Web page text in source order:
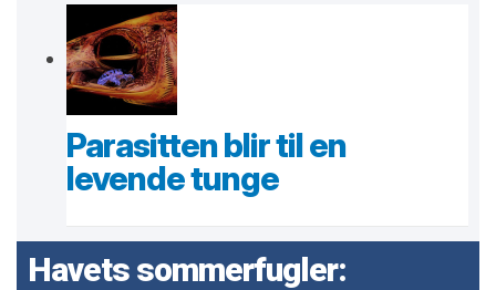
Parasitten blir til en
levende tunge
Havets sommerfugler: